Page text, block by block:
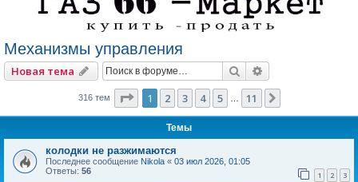
Механизмы управления
Новая тема Поиск
316 тем Страница из 11
1 2 3 4 5 11
Темы
колодки не разжимаются
Последнее сообщение Nikola « 03 июл 2026, 01:05
Ответы: 56 1 2 3